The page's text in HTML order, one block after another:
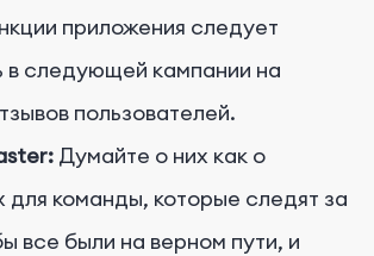
приложения следует
в следующей кампании на
пользователей.
Думайте о них как о
для команды, которые следят за
все были на верном пути, и